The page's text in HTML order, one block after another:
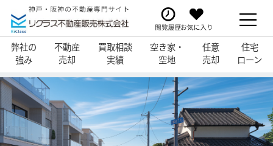
弊社の
強み
不動産
売却
買取相談
実績
空き家・
空地
任意
売却
住宅
ローン